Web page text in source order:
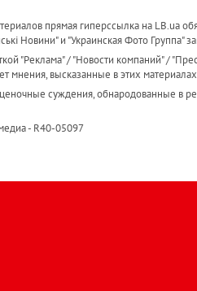
прямая гиперссылка на LB.ua
Новини" и "Украинская Фото Группа"
"Реклама" / "Новости компаний" /
мнения, высказанные в этих
суждения, обнародованные в
- R40-05097